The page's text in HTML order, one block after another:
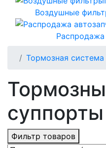
Воздушные
Распродажа
Тормозная система
суппорты
Фильтр товаров